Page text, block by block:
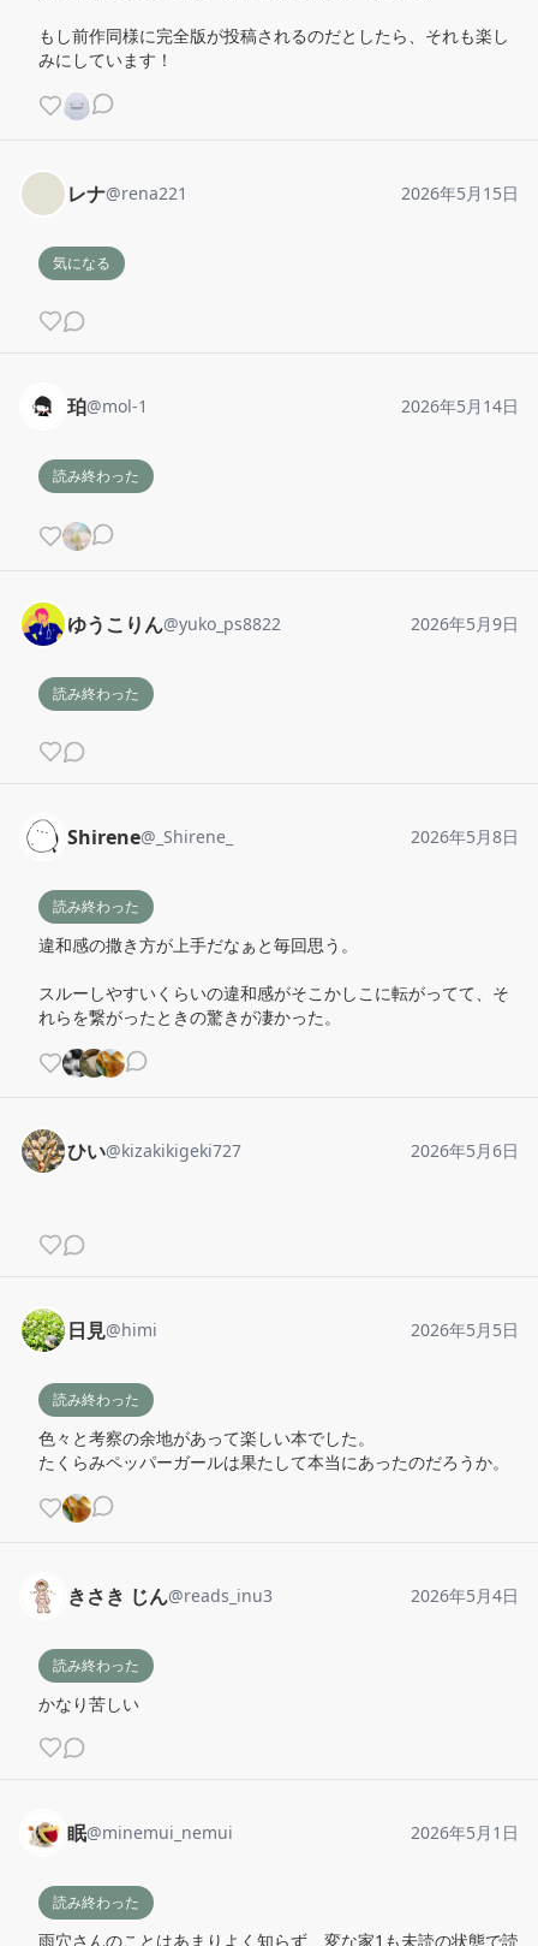
もし前作同様に完全版が投稿されるのだとしたら、それも楽し
みにしています！
レナ@rena221 2026年5月15日
気になる
珀@mol-1 2026年5月14日
読み終わった
ゆうこりん@yuko_ps8822 2026年5月9日
読み終わった
Shirene@ _Shirene_ 2026年5月8日
読み終わった
違和感の撒き方が上手だなぁと毎回思う。
スルーしやすいくらいの違和感がそこかしこに転がってて、そ
れらを繋がったときの驚きが凄かった。
ひい@kizakikigeki727 2026年5月6日
日見@himi 2026年5月5日
読み終わった
色々と考察の余地があって楽しい本でした。
たくらみペッパーガールは果たして本当にあったのだろうか。
きさき じん@reads_inu3 2026年5月4日
読み終わった
かなり苦しい
眠@minemui_nemui 2026年5月1日
読み終わった
雨穴さんのことはあまりよく知らず、変な家1も未読の状態で読